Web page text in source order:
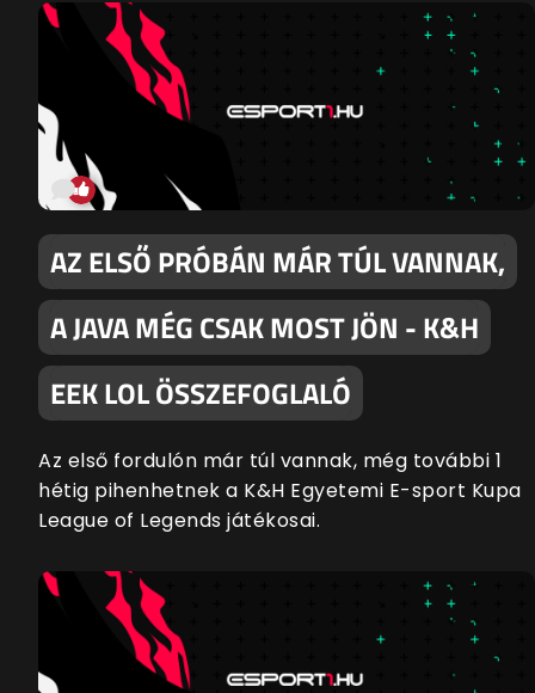
AZ ELSŐ PRÓBÁN MÁR TÚL VANNAK,
A JAVA MÉG CSAK MOST JÖN - K&H
EEK LOL ÖSSZEFOGLALÓ
Az első fordulón már túl vannak, még további 1
hétig pihenhetnek a K&H Egyetemi E-sport Kupa
League of Legends játékosai.